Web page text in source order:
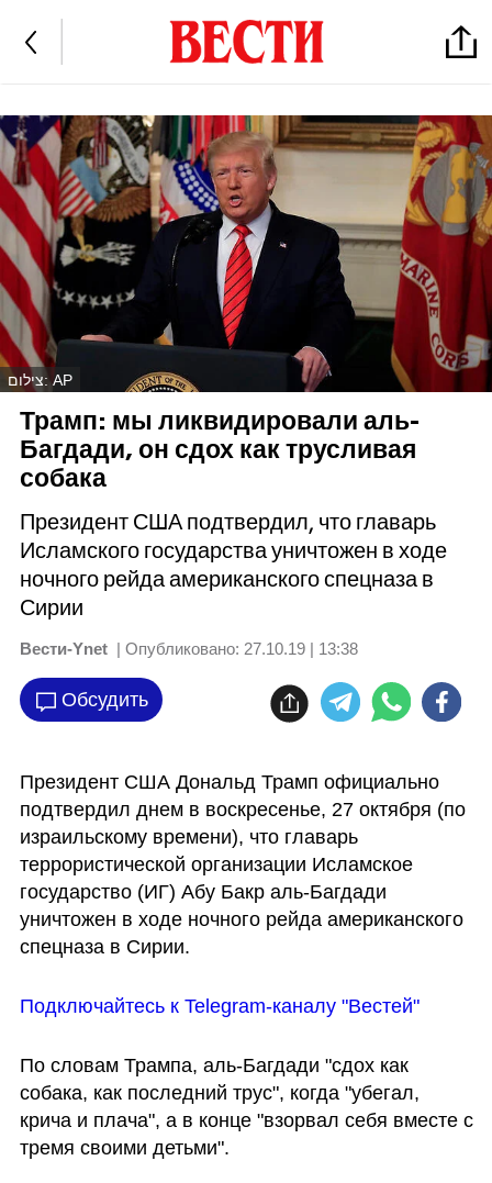
צילום: AP
Трамп: мы ликвидировали аль-
Багдади, он сдох как трусливая
собака
Президент США подтвердил, что главарь
Исламского государства уничтожен в ходе
ночного рейда американского спецназа в
Сирии
Вести-Ynet | Опубликовано: 27.10.19 | 13:38
Обсудить
Президент США Дональд Трамп официально
подтвердил днем в воскресенье, 27 октября (по
израильскому времени), что главарь
террористической организации Исламское
государство (ИГ) Абу Бакр аль-Багдади
уничтожен в ходе ночного рейда американского
спецназа в Сирии.
Подключайтесь к Telegram-каналу "Вестей"
По словам Трампа, аль-Багдади "сдох как
собака, как последний трус", когда "убегал,
крича и плача", а в конце "взорвал себя вместе с
тремя своими детьми".